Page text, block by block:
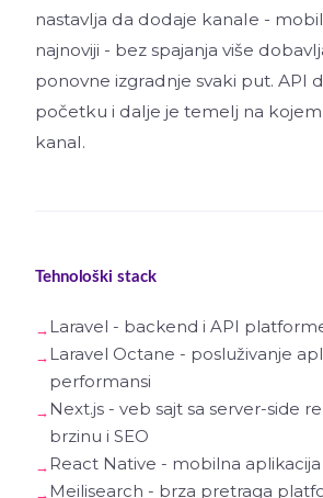
nastavlja da dodaje kanale -
najnoviji - bez spajanja više
ponovne izgradnje svaki put. API
početku i dalje je temelj na kojem
kanal.
Tehnološki stack
Laravel - backend i API
Laravel Octane - posluživanje
performansi
Next.js - veb sajt sa server-side
brzinu i SEO
React Native - mobilna aplikacija
Meilisearch - brza pretraga